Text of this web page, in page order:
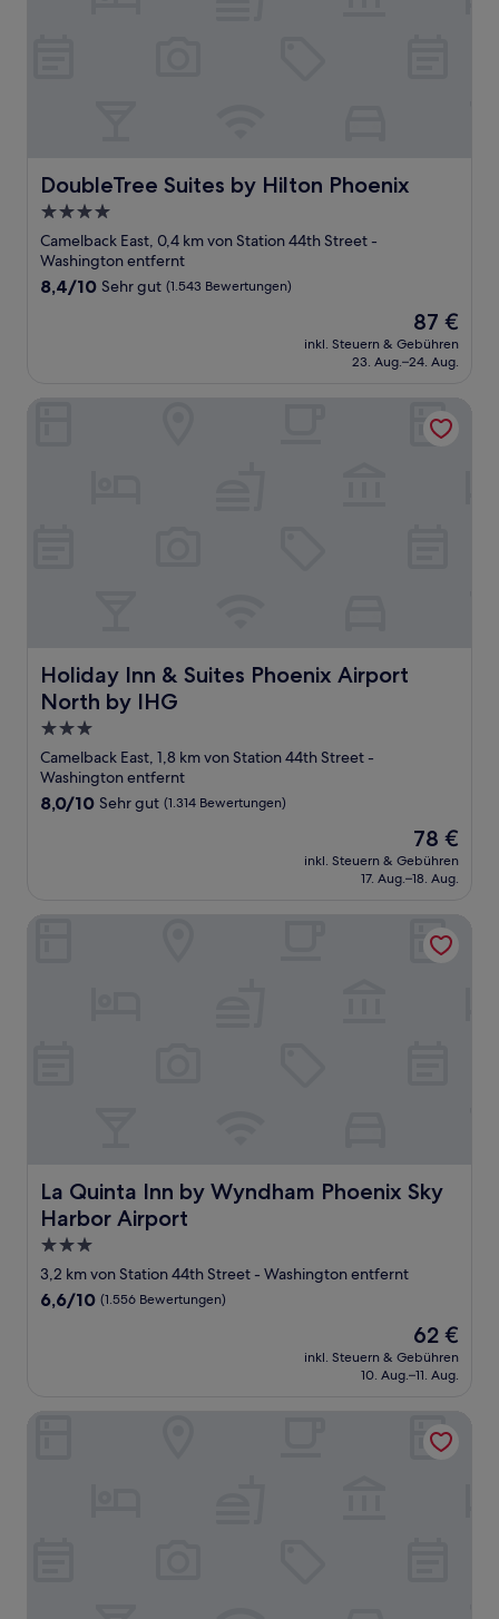
DoubleTree Suites by Hilton Phoenix
DoubleTree Suites by Hilton Phoenix
4.0-
Sterne-
Unterkunft
Camelback East, 0,4 km von Station 44th Street -
Washington entfernt
8.4
Bewertungen)
8,4/10 Sehr gut (1.543 Bewertungen)
Der
Preis
beträgt
87 €
inkl. Steuern & Gebühren
23. Aug.–24. Aug.
Holiday Inn & Suites Phoenix Airport
North by IHG
Holiday Inn & Suites Phoenix Airport North by IHG
3.0-
Sterne-
Unterkunft
Camelback East, 1,8 km von Station 44th Street -
Washington entfernt
8.0
Bewertungen)
8,0/10 Sehr gut (1.314 Bewertungen)
Der
Preis
beträgt
78 €
inkl. Steuern & Gebühren
17. Aug.–18. Aug.
Holiday Inn & Suites Phoenix Airport North by IHG
La Quinta Inn by Wyndham Phoenix Sky
Harbor Airport
La Quinta Inn by Wyndham Phoenix Sky Harbor Airport
3.0-
Sterne-
Unterkunft
3,2 km von Station 44th Street - Washington entfernt
6.6
6,6/10 (1.556 Bewertungen)
Der
Preis
beträgt
62 €
inkl. Steuern & Gebühren
10. Aug.–11. Aug.
La Quinta Inn by Wyndham Phoenix Sky Harbor Airport